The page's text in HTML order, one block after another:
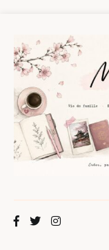
contenu
Maman Chou